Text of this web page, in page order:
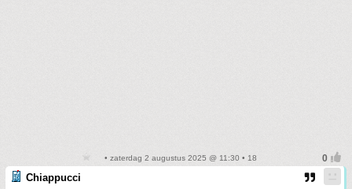
• zaterdag 2 augustus 2025 @ 11:30 • 18
Chiappucci